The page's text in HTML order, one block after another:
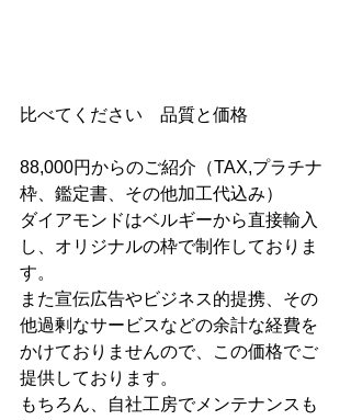
比べてください　品質と価格
88,000円からのご紹介（TAX,プラチナ
枠、鑑定書、その他加工代込み）
ダイアモンドはベルギーから直接輸入
し、オリジナルの枠で制作しておりま
す。
また宣伝広告やビジネス的提携、その
他過剰なサービスなどの余計な経費を
かけておりませんので、この価格でご
提供しております。
もちろん、自社工房でメンテナンスも